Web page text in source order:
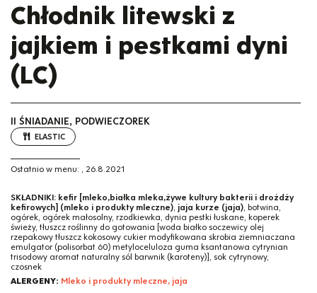
Chłodnik litewski z
jajkiem i pestkami dyni
(LC)
II ŚNIADANIE, PODWIECZOREK
ELASTIC
Ostatnio w menu: , 26.8.2021
SKŁADNIKI: kefir [mleko,białka mleka,żywe kultury bakterii i drożdży
kefirowych] (mleko i produkty mleczne), jaja kurze (jaja), botwina,
ogórek, ogórek małosolny, rzodkiewka, dynia pestki łuskane, koperek
świeży, tłuszcz roślinny do gotowania [woda białko soczewicy olej
rzepakowy tłuszcz kokosowy cukier modyfikowana skrobia ziemniaczana
emulgator (polisorbat 60) metyloceluloza guma ksantanowa cytrynian
trisodowy aromat naturalny sól barwnik (karoteny)], sok cytrynowy,
czosnek
ALERGENY: Mleko i produkty mleczne, jaja